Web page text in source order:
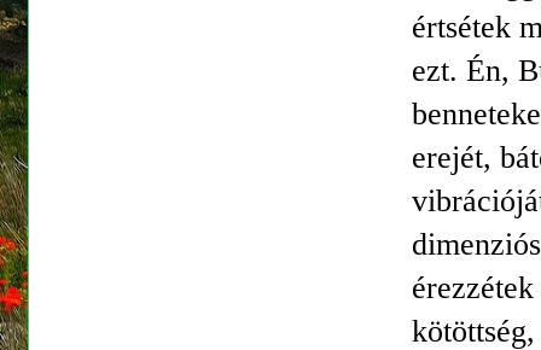
értsétek
ezt. Én,
erejét,